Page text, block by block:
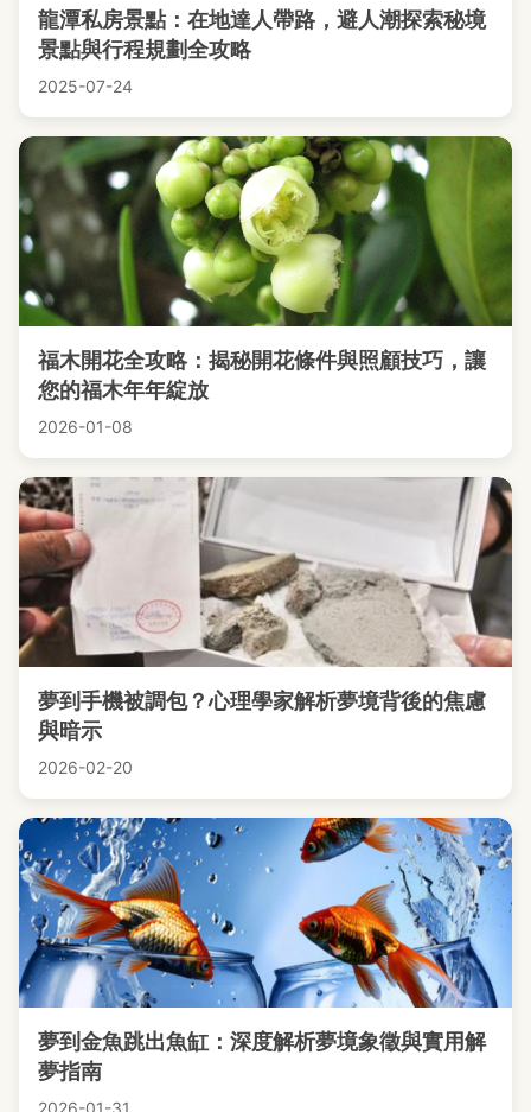
龍潭私房景點：在地達人帶路，避人潮探索秘境
景點與行程規劃全攻略
2025-07-24
福木開花全攻略：揭秘開花條件與照顧技巧，讓
您的福木年年綻放
2026-01-08
夢到手機被調包？心理學家解析夢境背後的焦慮
與暗示
2026-02-20
夢到金魚跳出魚缸：深度解析夢境象徵與實用解
夢指南
2026-01-31